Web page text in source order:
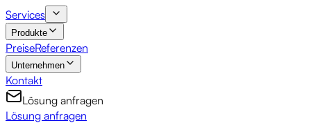
Services
Produkte
PreiseReferenzen
Unternehmen
Kontakt
Lösung anfragen
Lösung anfragen